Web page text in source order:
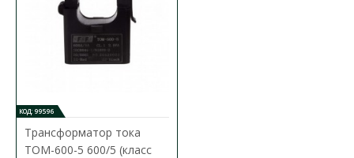
КОД: 99596
Трансформатор тока
TOM-600-5 600/5 (класс